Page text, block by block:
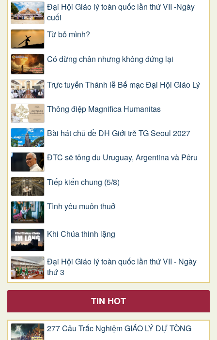
Đại Hội Giáo lý toàn quốc lần thứ VII -Ngày
cuối
Từ bỏ mình?
Có dừng chân nhưng không đứng lại
Trực tuyến Thánh lễ Bế mạc Đại Hội Giáo Lý
Thông điệp Magnifica Humanitas
Bài hát chủ đề ĐH Giới trẻ TG Seoul 2027
ĐTC sẽ tông du Uruguay, Argentina và Pêru
Tiếp kiến chung (5/8)
Tình yêu muôn thuở
Khi Chúa thinh lặng
Đại Hội Giáo lý toàn quốc lần thứ VII - Ngày
thứ 3
TIN HOT
277 Câu Trắc Nghiệm GIÁO LÝ DỰ TÒNG